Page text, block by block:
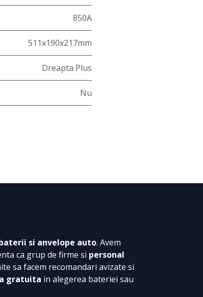
850A
511x190x217mm
Dreapta Plus
Nu
si anvelope auto. Avem
ca grup de firme si personal
sa facem recomandari avizate si
gratuita in alegerea bateriei sau